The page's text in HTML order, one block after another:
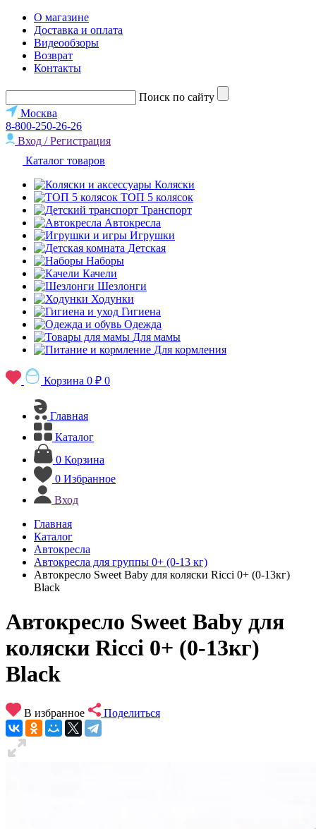
О магазине
Доставка и оплата
Видеообзоры
Возврат
Контакты
Поиск по сайту
Москва
8-800-250-26-26
Вход / Регистрация
Каталог товаров
Коляски
ТОП 5 колясок
Транспорт
Автокресла
Игрушки
Детская
Наборы
Качели
Шезлонги
Ходунки
Гигиена
Одежда
Для мамы
Для кормления
Корзина 0 ₽ 0
Главная
Каталог
0 Корзина
0 Избранное
Вход
Главная
Каталог
Автокресла
Автокресла для группы 0+ (0-13 кг)
Автокресло Sweet Baby для коляски Ricci 0+ (0-13кг)
Black
Автокресло Sweet Baby для
коляски Ricci 0+ (0-13кг)
Black
В избранное Поделиться